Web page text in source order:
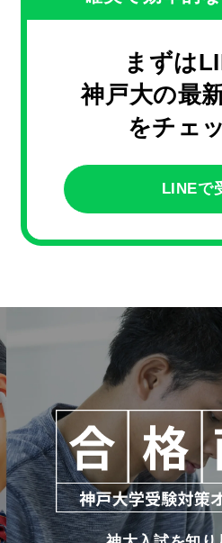
まずは
神戸大の最
をチェ
LINEで
6
7
8
9